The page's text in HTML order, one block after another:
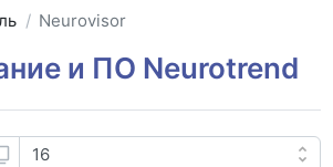
Neurovisor
и ПО Neurotrend